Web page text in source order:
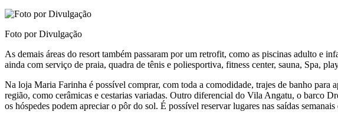
Foto por Divulgação
As demais áreas do resort também passaram por um retrofit, como as piscinas adulto e
ainda com serviço de praia, quadra de tênis e poliesportiva, fitness center, sauna, Spa,
Na loja Maria Farinha é possível comprar, com toda a comodidade, trajes de banho para
região, como cerâmicas e cestarias variadas. Outro diferencial do Vila Angatu, o barco
os hóspedes podem apreciar o pôr do sol. É possível reservar lugares nas saídas